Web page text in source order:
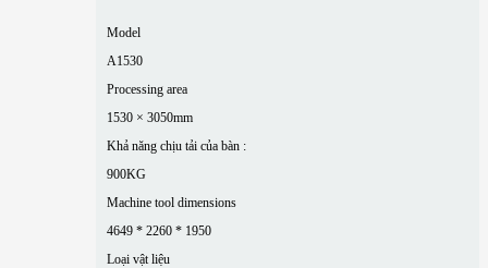
Model
A1530
Processing area
1530 × 3050mm
Khả năng chịu tải của bàn :
900KG
Machine tool dimensions
4649 * 2260 * 1950
Loại vật liệu